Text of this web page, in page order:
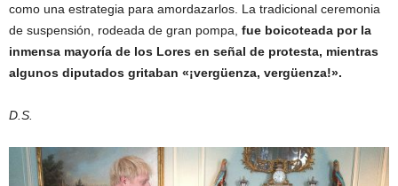
como una estrategia para amordazarlos. La tradicional ceremonia
de suspensión, rodeada de gran pompa, fue boicoteada por la
inmensa mayoría de los Lores en señal de protesta, mientras
algunos diputados gritaban «¡vergüenza, vergüenza!».
D.S.